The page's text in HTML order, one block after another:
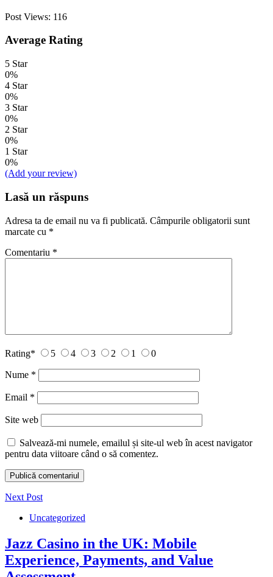
Post Views: 116
Average Rating
5 Star
0%
4 Star
0%
3 Star
0%
2 Star
0%
1 Star
0%
(Add your review)
Lasă un răspuns
Adresa ta de email nu va fi publicată. Câmpurile obligatorii sunt
marcate cu *
Comentariu *
Rating* 5 4 3 2 1 0
Nume *
Email *
Site web
Salvează-mi numele, emailul și site-ul web în acest navigator
pentru data viitoare când o să comentez.
Next Post
Uncategorized
Jazz Casino in the UK: Mobile
Experience, Payments, and Value